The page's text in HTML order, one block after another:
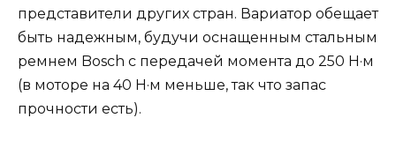
представители других стран. Вариатор обещает
быть надежным, будучи оснащенным стальным
ремнем Bosch с передачей момента до 250 Н·м
(в моторе на 40 Н·м меньше, так что запас
прочности есть).